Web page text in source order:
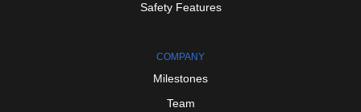
Safety Features
COMPANY
Milestones
Team